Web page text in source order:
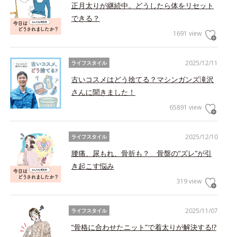
正月太りが継続中。どうしたら体をリセット
できる？
1691 view
2025/12/11
ライフスタイル
古いコスメはどう捨てる？マシンガンズ滝沢
さんに聞きました！
65891 view
2025/12/10
ライフスタイル
腰痛、尿もれ、骨折も？ 骨盤の“ズレ”が引
き起こす悩み
319 view
2025/11/07
ライフスタイル
“骨格に合わせたニット”で着太りが解決する!?